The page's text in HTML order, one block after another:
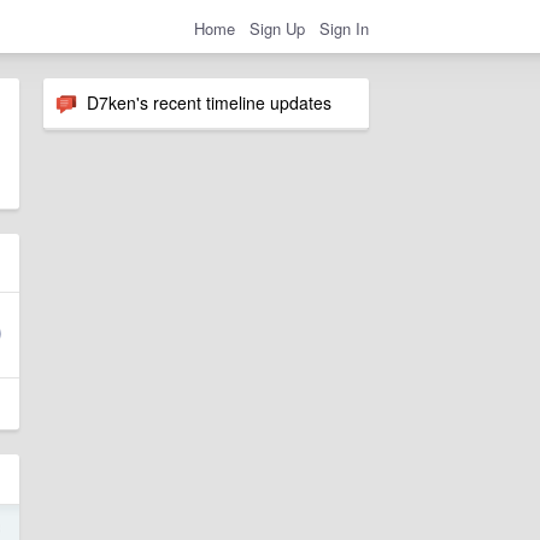
Home Sign Up Sign In
D7ken's recent timeline updates